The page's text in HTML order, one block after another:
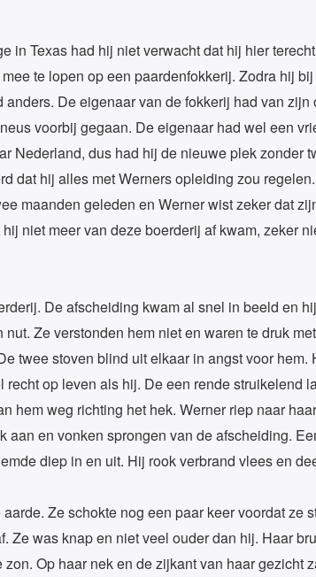
in Texas had hij niet verwacht dat hij hier
te lopen op een paardenfokkerij. Zodra hij
De eigenaar van de fokkerij had van zijn
voorbij gegaan. De eigenaar had wel een
Nederland, dus had hij de nieuwe plek zonder
dat hij alles met Werners opleiding zou
maanden geleden en Werner wist zeker dat
niet meer van deze boerderij af kwam, zeker
De afscheiding kwam al snel in beeld en
Ze verstonden hem niet en waren te druk
twee stoven blind uit elkaar in angst voor hem.
op leven als hij. De een rende struikelend
hem weg richting het hek. Werner riep naar
en vonken sprongen van de afscheiding.
diep in en uit. Hij rook verbrand vlees en
Ze schokte nog een paar keer voordat ze
Ze was knap en niet veel ouder dan hij. Haar
Op haar nek en de zijkant van haar gezicht